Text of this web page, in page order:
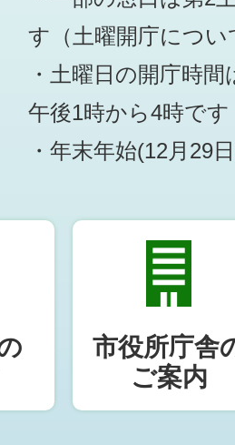
す （土曜開庁につ
・土曜日の開庁時
午後1時から4時です
・年末年始(12月29
市役所庁舎
ご案内